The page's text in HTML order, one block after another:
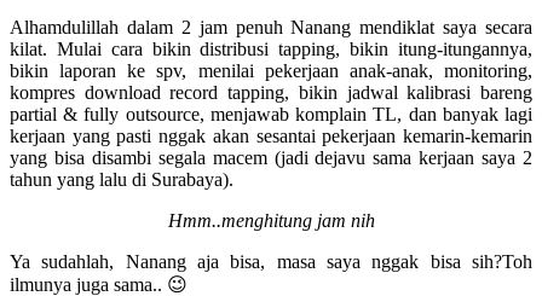
Alhamdulillah dalam 2 jam penuh Nanang mendiklat saya secara
kilat. Mulai cara bikin distribusi tapping, bikin itung-itungannya,
bikin laporan ke spv, menilai pekerjaan anak-anak, monitoring,
kompres download record tapping, bikin jadwal kalibrasi bareng
partial & fully outsource, menjawab komplain TL, dan banyak lagi
kerjaan yang pasti nggak akan sesantai pekerjaan kemarin-kemarin
yang bisa disambi segala macem (jadi dejavu sama kerjaan saya 2
tahun yang lalu di Surabaya).
Hmm..menghitung jam nih
Ya sudahlah, Nanang aja bisa, masa saya nggak bisa sih?Toh
ilmunya juga sama.. 😉